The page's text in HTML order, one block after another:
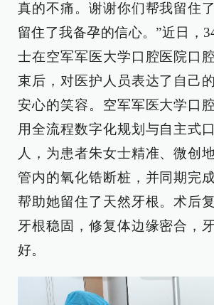
真的不痛。谢谢你们帮我留住
留住了我备孕的信心。”近日，
士在空军军医大学口腔医院口
束后，对医护人员表达了自己
安心的笑容。空军军医大学口
用全流程数字化规划与自主式
人，为患者朱女士精准、微创
管内的氧化锆断桩，并同期完
帮助她留住了天然牙根。术后
牙根稳固，修复体边缘密合，
好。